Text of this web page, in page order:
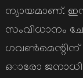
ന്യായമാണ്.
സംവിധാനം
ഗവൺമെന്റിന്
ഒാരോ